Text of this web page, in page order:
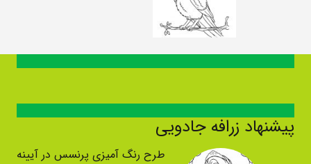
پیشنهاد زرافه جادویی
طرح رنگ آمیزی پرنسس در آیینه